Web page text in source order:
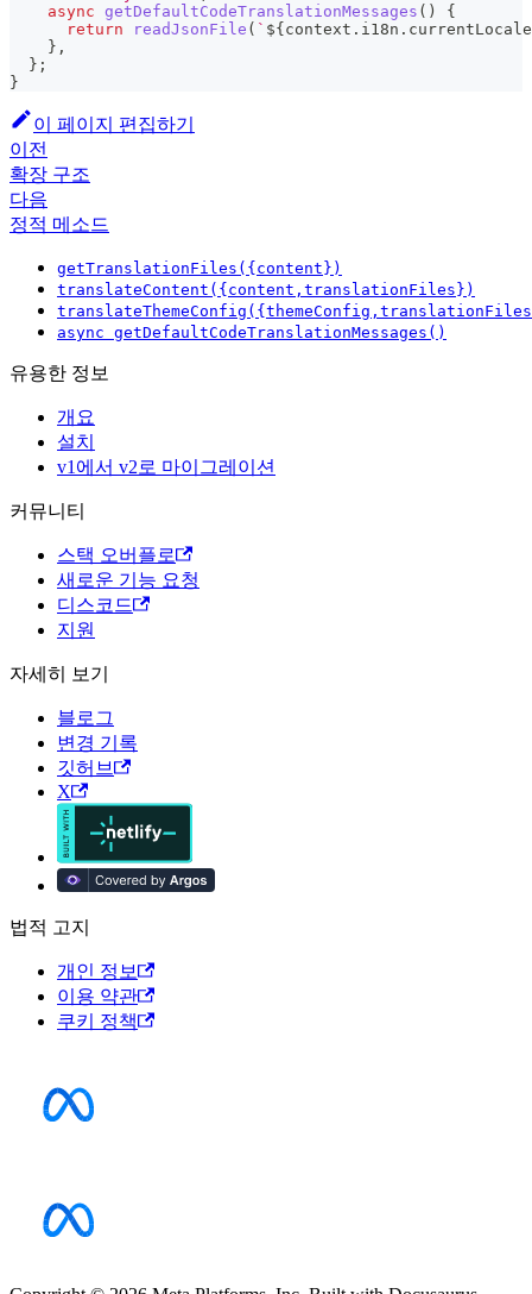
async getDefaultCodeTranslationMessages ( )
{
return
readJsonFile ( ` ${ context . i18n . currentLocale
} ,
} ;
}
이 페이지 편집하기
이전
확장 구조
다음
정적 메소드
getTranslationFiles({content})
translateContent({content,translationFiles})
async getDefaultCodeTranslationMessages()
유용한 정보
개요
설치
v1에서 v2로 마이그레이션
커뮤니티
스택 오버플로
새로운 기능 요청
디스코드
지원
자세히 보기
블로그
변경 기록
깃허브
X
법적 고지
개인 정보
이용 약관
쿠키 정책